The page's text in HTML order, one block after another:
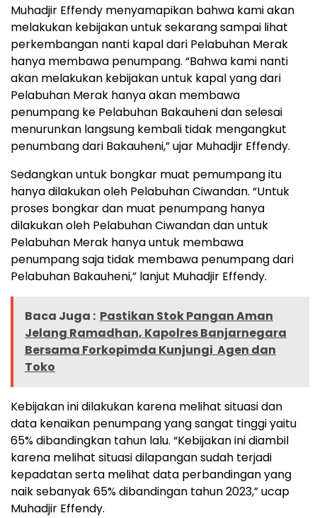
Muhadjir Effendy menyamapikan bahwa kami akan
melakukan kebijakan untuk sekarang sampai lihat
perkembangan nanti kapal dari Pelabuhan Merak
hanya membawa penumpang. “Bahwa kami nanti
akan melakukan kebijakan untuk kapal yang dari
Pelabuhan Merak hanya akan membawa
penumpang ke Pelabuhan Bakauheni dan selesai
menurunkan langsung kembali tidak mengangkut
penumbang dari Bakauheni,” ujar Muhadjir Effendy.
Sedangkan untuk bongkar muat pemumpang itu
hanya dilakukan oleh Pelabuhan Ciwandan. “Untuk
proses bongkar dan muat penumpang hanya
dilakukan oleh Pelabuhan Ciwandan dan untuk
Pelabuhan Merak hanya untuk membawa
penumpang saja tidak membawa penumpang dari
Pelabuhan Bakauheni,” lanjut Muhadjir Effendy.
Baca Juga : Pastikan Stok Pangan Aman
Jelang Ramadhan, Kapolres Banjarnegara
Bersama Forkopimda Kunjungi Agen dan
Toko
Kebijakan ini dilakukan karena melihat situasi dan
data kenaikan penumpang yang sangat tinggi yaitu
65% dibandingkan tahun lalu. “Kebijakan ini diambil
karena melihat situasi dilapangan sudah terjadi
kepadatan serta melihat data perbandingan yang
naik sebanyak 65% dibandingan tahun 2023,” ucap
Muhadjir Effendy.